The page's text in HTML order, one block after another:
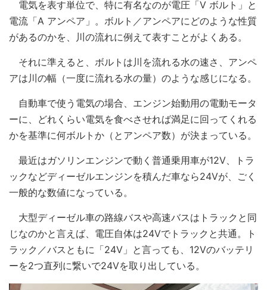
電気を表す単位で、特に有名なのが電圧「V ボルト」と
電流「A アンペア」。ボルト／アンペアにどのような性質
があるのかを、川の流れに例えて表すことがよくある。
それに準えると、ボルトは川を流れる水の速さ、アンペ
アは川の幅（一度に流れる水の量）のような感じになる。
自動車で使う電気の場合、エンジン始動用の電動モータ
ーに、どれくらい電気を食べさせれば満足に回ってくれる
かを基準に何ボルトか（とアンペア数）が決まっている。
最近はガソリンエンジンで動く普通乗用車が12V、トラ
ックなどディーゼルエンジンを積んだ車なら24Vが、ごく
一般的な数値になっている。
大型ディーゼル車の路線バスや高速バスはトラックと同
じなのかと言えば、電圧自体は24Vでトラックと共通。ト
ラック／バスともに「24V」と言っても、12Vのバッテリ
ーを2つ直列に繋いで24Vを取り出している。